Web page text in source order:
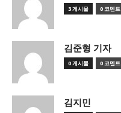
3 게시물 0 코멘트
김준형 기자
0 게시물 0 코멘트
김지민